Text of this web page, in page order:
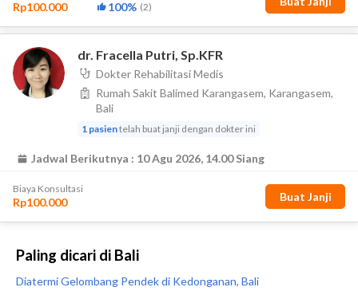
Paling dicari di Bali
Diatermi Gelombang Pendek di Kedonganan, Bali